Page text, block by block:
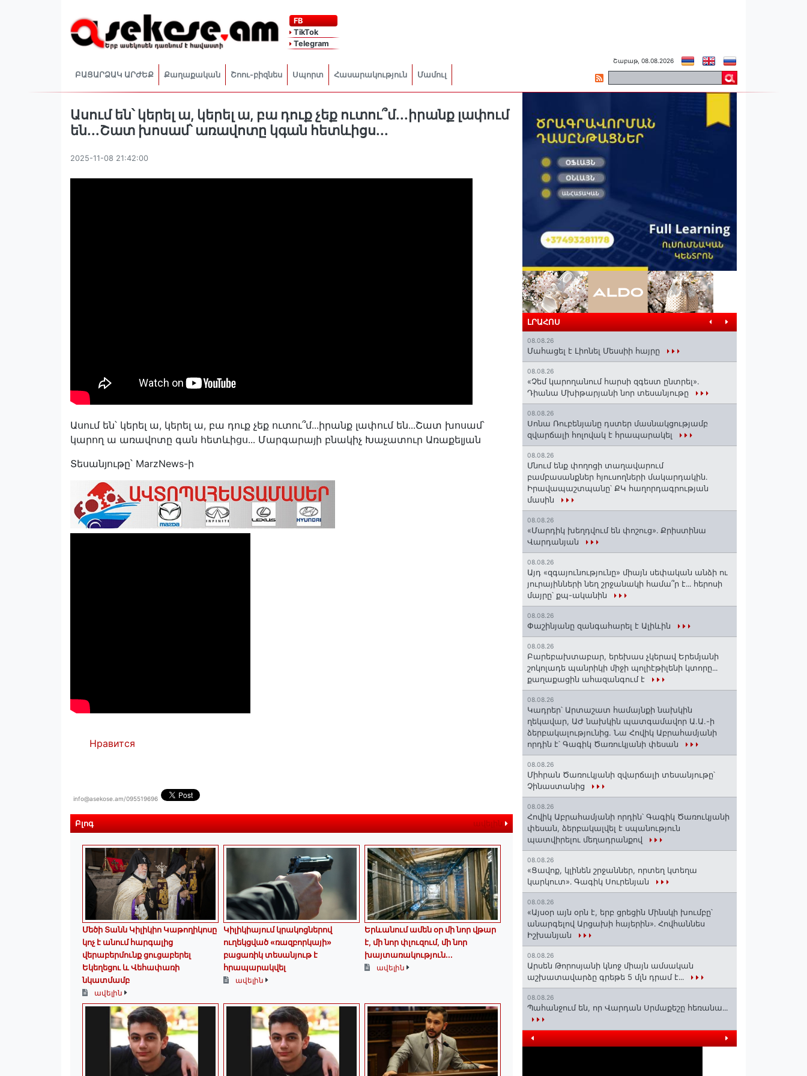
FB
TikTok
Telegram
ԲԱՑԱՐՁԱԿ ԱՐԺԵՔ Քաղաքական Շոու-բիզնես Սպորտ Հասարակություն Մամուլ
Շաբաթ, 08.08.2026
Ասում են՝ կերել ա, կերել ա, բա դուք չեք ուտու՞մ․․․իրանք լափում
են․․․Շատ խոսամ՝ առավոտը կգան հետևիցս․․․
2025-11-08 21:42:00
Ասում են՝ կերել ա, կերել ա, բա դուք չեք ուտու՞մ․․․իրանք լափում են․․․Շատ խոսամ՝
կարող ա առավոտը գան հետևիցս․․․ Մարգարայի բնակիչ Խաչատուր Առաքելյան
Տեսանյութը՝ MarzNews-ի
Нравится
info@asekose.am/095519696
Բլոգ ավելին
Մեծի Տանն Կիլիկիո Կաթողիկոսը
կոչ է անում հարգալից
վերաբերմունք ցուցաբերել
Եկեղեցու և Վեհափառի
նկատմամբ
ավելին
Կիլիկիայում կրակոցներով
ուղեկցված «ռազբորկայի»
բացառիկ տեսանյութ է
հրապարակվել
ավելին
Երևանում ամեն օր մի նոր վթար
է, մի նոր փլուզում, մի նոր
խայտառակություն...
ավելին
ԼՐԱՀՈՍ
08.08.26
Մահացել է Լիոնել Մեսսիի հայրը
08.08.26
«Չեմ կարողանում հարսի զգեստ ընտրել».
Դիանա Մխիթարյանի նոր տեսանյութը
08.08.26
Սոնա Ռուբենյանը դստեր մասնակցությամբ
զվարճալի հոլովակ է հրապարակել
08.08.26
Մնում ենք փողոցի տաղավարում
բամբասանքներ հյուսողների մակարդակին․
Իրավապաշտպանը՝ ՔԿ հաղորդագրության
մասին
08.08.26
«Մարդիկ խեղդվում են փոշուց»․ Քրիստինա
Վարդանյան
08.08.26
Այդ «զգայունությունը» միայն սեփական անձի ու
յուրայինների նեղ շրջանակի համա՞ր է․․․ հերոսի
մայրը՝ քպ-ականին
08.08.26
Փաշինյանը զանգահարել է Ալիևին
08.08.26
Բարեբախտաբար, երեխաս չկերավ Երեմյանի
շոկոլադե պանրիկի միջի պոլիէթիլենի կտորը․․․
քաղաքացին ահազանգում է
08.08.26
Կադրեր՝ Արտաշատ համայնքի նախկին
ղեկավար, ԱԺ նախկին պատգամավոր Ա.Ա.-ի
ձերբակալությունից. Նա Հովիկ Աբրահամյանի
որդին է՝ Գագիկ Ծառուկյանի փեսան
08.08.26
Միհրան Ծառուկյանի զվարճալի տեսանյութը՝
Չինաստանից
08.08.26
Հովիկ Աբրահամյանի որդին՝ Գագիկ Ծառուկյանի
փեսան, ձերբակալվել է սպանություն
պատվիրելու մեղադրանքով
08.08.26
«Ցավոք, կլինեն շրջաններ, որտեղ կտեղա
կարկուտ»․ Գագիկ Սուրենյան
08.08.26
«Այսօր այն օրն է, երբ ցրեցին Մինսկի խումբը՝
անարգելով Արցախի հայերին»․ Հովհաննես
Իշխանյան
08.08.26
Արսեն Թորոսյանի կնոջ միայն ամսական
աշխատավարձը գրեթե 5 մլն դրամ է․․․
08.08.26
Պահանջում են, որ Վարդան Սրմաքեշը հեռանա․․․